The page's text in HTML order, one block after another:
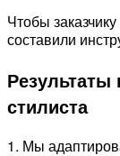
Чтобы
составили
Результаты
стилиста
1. Мы